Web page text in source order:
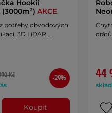
Hookii
AKCE
potřeby obvodových
3D LiDAR …
Kč -29%
Koupit
44